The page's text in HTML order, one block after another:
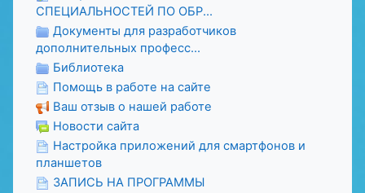
СПЕЦИАЛЬНОСТЕЙ ПО ОБР...
Документы для разработчиков
дополнительных професс...
Библиотека
Помощь в работе на сайте
Ваш отзыв о нашей работе
Новости сайта
Настройка приложений для смартфонов и
планшетов
ЗАПИСЬ НА ПРОГРАММЫ